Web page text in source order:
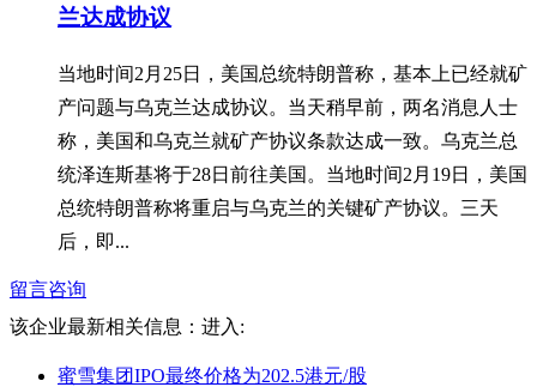
兰达成协议
当地时间2月25日，美国总统特朗普称，基本上已经就矿
产问题与乌克兰达成协议。当天稍早前，两名消息人士
称，美国和乌克兰就矿产协议条款达成一致。乌克兰总
统泽连斯基将于28日前往美国。当地时间2月19日，美国
总统特朗普称将重启与乌克兰的关键矿产协议。三天
后，即...
留言咨询
该企业最新相关信息： 进入:
蜜雪集团IPO最终价格为202.5港元/股